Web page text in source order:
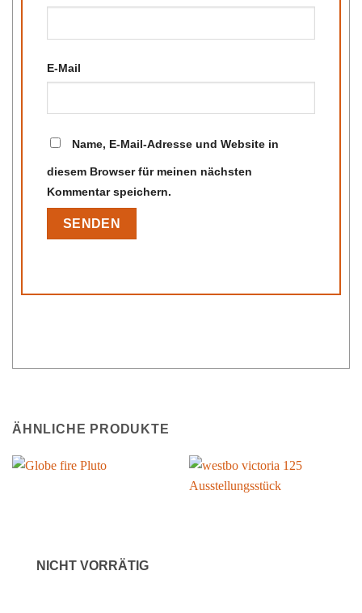
E-Mail
Name, E-Mail-Adresse und Website in
diesem Browser für meinen nächsten
Kommentar speichern.
ÄHNLICHE PRODUKTE
NICHT VORRÄTIG